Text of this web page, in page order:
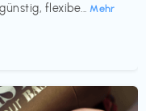
flexibe... Mehr